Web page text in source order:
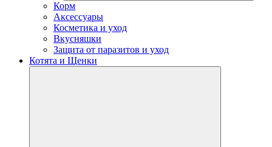
Корм
Аксессуары
Косметика и уход
Вкусняшки
Защита от паразитов и уход
Котята и Щенки